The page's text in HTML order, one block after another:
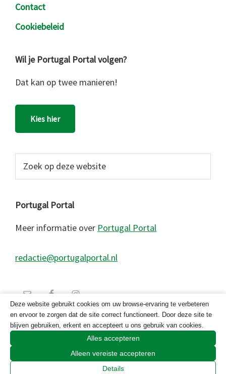
Contact
Cookiebeleid
Wil je Portugal Portal volgen?
Dat kan op twee manieren!
Kies hier
website
Portugal Portal
Meer informatie over Portugal Portal
redactie@portugalportal.nl
© 2026 Copyright Portugal Portal 2023
Deze website gebruikt cookies om uw browse-ervaring te verbeteren
en ervoor te zorgen dat de site correct functioneert. Door deze site te
blijven gebruiken, erkent en accepteert u ons gebruik van cookies.
Alles accepteren
Alleen vereiste accepteren
Details